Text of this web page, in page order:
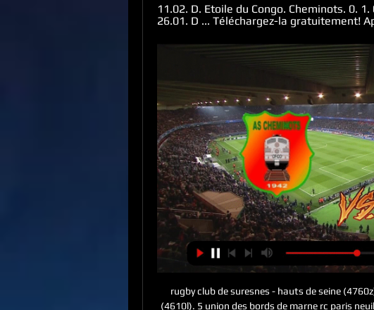
11.02. D. Etoile du Congo. Cheminots. 0.
26.01. D ... Téléchargez-la gratuitement!
rugby club de suresnes - hauts de seine (4760z) 12 - 9 a s corbeil essonne/rc mennecy (4610l). 5 union des bords de marne rc paris neuilly sur seine barragiste rugby club pays de nemours association sportive mantaise classement 3eme serie 4eme serie 1 sainte genevieve sports rugby us palaiseau 2 rc noyonnais rc vincennes 3 4 5 barragiste red star club champigny sevres chaville rugby.

Depuis sa création, le Paris Saint-Germain a toujours été un grand agitateur du mercato. Que cela soit du temps de Safet Susic, de celui de David Ginola, Weah, Valdo, Raï, Nicolas Anelka ou celui plus récent de Zlatan Ibrahimovic, Thiago Silva, David Luiz ou encore Angel Di Maria, le club parisien a toujours fait la une de l’actualité des transferts.

Le programme TV Foot des matchs en direct de toutes les compétitions (Ligue 1, Ligue des Champions, Coupe de la Ligue, Coupe de France, Euro 2020, Coupe du Monde 2022) et des différentes chaines (Canal+, BeIn Sports, RMC Sport, Eurosport, etc.)

AS Cheminots Etoile Du Congo en Direct [LIVE] ... [LIVE] Suivez le score AS Cheminots Etoile Du Congo en direct et résultat du match avec notre Livescore football Voir tous les résultats des matchs de Football ...

L'Olympique lyonnais part à la chasse aux points, sur le terrain des Allemands du Bayern Munich. Deux points séparent le premier, le Bayern, du dernier, les Ecossais du Celtic...

Cheminots - Etoile du Congo 06.03.2024 il y a 17 heures — Vous trouverez le score, les statistiques et la retransmission en direct du match Cheminots contre Etoile du Congo en intégralité sur azscore.fr ...

Résultat FC Villefranche-Beaujolais US Quevilly RM en direct : retrouvez les statistiques de FC Villefranche-Beaujolais US Quevilly RM, match du 31 January 2020 et suivez le score en live !

Le FC Echirolles accueille le FC Villefranche / Saône (N2) ce samedi pour l’un des chocs au sommet du 6ème tour de la Coupe de France. A quelques heures du coup d’envoi, le défenseur rhodanien, Quentin Lacour s’est confié à #LSD sur cette rencontre.

Switzerland 1988/89. Nationalliga A - Qualifying Phase 1 FC Luzern 22 10 8 4 27 25 28 2 Grasshopper Club Zürich 22 10 7 5 41 29 27 3 AC Bellinzona 22 9 7 6 34 27 25 4 FC Sion 22 8 8 6 25 21 24 5 FC Wettingen 22 5 14 3 23 21 24 6 BSC Young Boys Bern 22 8 7 7 45 36 23 7 Neuchâtel Xamax FC 22 7 9 6 39 33 23 8 Servette FC Genève 22 8 6 8 39 34 22 ----- 9 FC Aarau 22 5 8 9 27 29 18 10 Lausanne.

Etoile du Congo vs AS Cheminots de Pointe Noire Avant ce match, l'Étoile du Congo avait un Inscrivez-vous pour devenir un utilisateur (Gratuit) & voir les analyses des Stats ». Calculé a partir des ...

Le football est la première discipline sportive pratiquée au sein de cette nouvelle association sportive, bien que la section de football ne soit officiellement agréée que le

Résultats du match KFUM Oslo - Kongsvinger IL sur footlive.fr. KFUM Oslo - Kongsvinger IL aura lieu le 27-11-2019. Avec footlive.fr suivez vos équipes de football KFUM Oslo résultats et Kongsvinger IL résultats. Tous les résultats, les buteurs, scores en 1ère mi-temps, mi-temps , fin de match sur foot live.

Fantastique football congolais: Retrospective 1919-2000 Fulbert Kimina-Makumbu ·  2018 · ‎ Sports & Recreation... voir les joueurs Cheminots : 1-0 ; AS Bilima vs DiablesNoirs : 1-0. L'attraction, c'est évidemment les coupes africaines auxquelles vont participer l'Étoile ...

Résultats de Ligue 1 2023/2024 en direct, scores, Football Etoile du Congo. 1354413:11219 ? D. N. V. D. V. 8. Cheminots Téléchargez-la gratuitement! App Store. Version lite. Jeu ...

Vous consultez actuellement la page : Statistique Eskilsminne - Lödde Statistiques des matchs de Eskilsminne et Lödde: afin de vous aider à parier nous affichons les derniers scores et les stats entre Eskilsminne IF et IF Lödde.Les cotes du match Eskilsminne - Lödde …

2020-5-26 · Tout ce qu'il faut savoir sur le match Garbarnia Kraków vs Lech Poznań II de Troisième Division Pologne du (24 Août 2019) en direct : Résumé, statistiques, compositions et résultats - Besoccer

Olympique Lyonnais Bayern München résultats en direct (et la vidéo diffusion en direct streaming en ligne) commence le 22 août 2020 à 18:00 temps UTC en UEFA Champions League, Women - Europe. Ici sur SofaScore résultats en direct vous pouvez trouver tous les scores des matchs ayant opposé {homeTeamName} à {awayTeamName}. Les liens des résumés vidéo de {homeTeamName} contre.

DRCPF - CHAMPIONNAT NATIONAL LIGUE 1 CHAMPIONNAT NATIONAL LIGUE 1 : suivez le direct du match AS CHEMINOTS L'Etoile du Congo est reléguée à la 7e place avec 19 points devant l'AS

Actualités RC LENS, toute l'actualité des Hauts de France, Nord Pas de Calais : infos, dernières minutes, sports, économie... avec La Voix du Nord Démarrez votre essai 30 jours offerts sans.

Éditions trailer’s park [diffusion] 313 cartes eurovelo 6 Éditions huber [diffusion] 313 plans de ville Éditions blay foldex [diffusion] 32 guides d’hÉbergement et de restauration le guide michelin 363 guides touristiques le guide vert 38 france 404 europe 42 monde 444 le guide vert week-end / week&go 464 en un coup d’Œil 515 le.

Nous rassemblons ci-dessous les informations, dates, tarifs et liens des différentes billetteries foot du marché français pour vous permettre d'acheter